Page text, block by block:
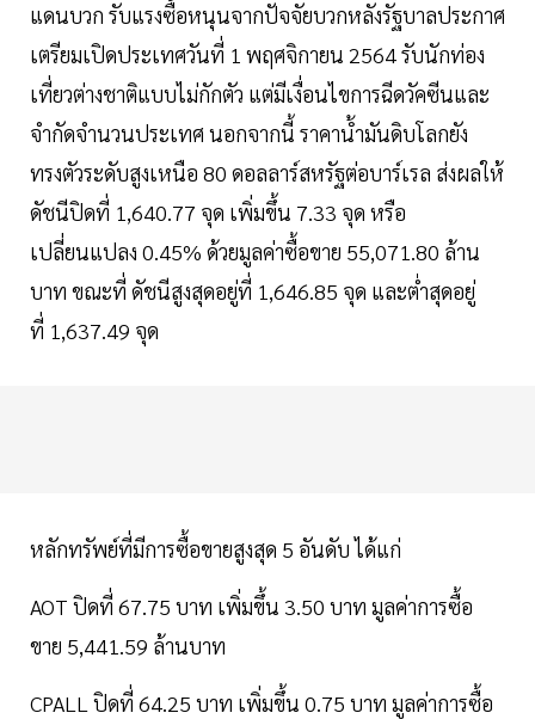
แดนบวก รับแรงซื้อหนุนจากปัจจัยบวกหลังรัฐบาลประกาศ
เตรียมเปิดประเทศวันที่ 1 พฤศจิกายน 2564 รับนักท่อง
เที่ยวต่างชาติแบบไม่กักตัว แต่มีเงื่อนไขการฉีดวัคซีนและ
จํากัดจํานวนประเทศ นอกจากนี้ ราคาน้ำมันดิบโลกยัง
ทรงตัวระดับสูงเหนือ 80 ดอลลาร์สหรัฐต่อบาร์เรล ส่งผลให้
ดัชนีปิดที่ 1,640.77 จุด เพิ่มขึ้น 7.33 จุด หรือ
เปลี่ยนแปลง 0.45% ด้วยมูลค่าซื้อขาย 55,071.80 ล้าน
บาท ขณะที่ ดัชนีสูงสุดอยู่ที่ 1,646.85 จุด และต่ำสุดอยู่
ที่ 1,637.49 จุด
หลักทรัพย์ที่มีการซื้อขายสูงสุด 5 อันดับ ได้แก่
AOT ปิดที่ 67.75 บาท เพิ่มขึ้น 3.50 บาท มูลค่าการซื้อ
ขาย 5,441.59 ล้านบาท
CPALL ปิดที่ 64.25 บาท เพิ่มขึ้น 0.75 บาท มูลค่าการซื้อ